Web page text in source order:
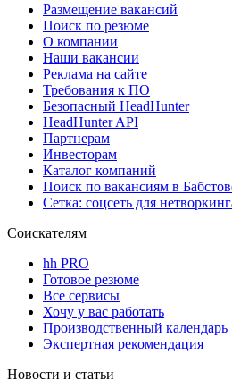
Размещение вакансий
Поиск по резюме
О компании
Наши вакансии
Реклама на сайте
Требования к ПО
Безопасный HeadHunter
HeadHunter API
Партнерам
Инвесторам
Каталог компаний
Поиск по вакансиям в
Сетка: соцсеть для
Соискателям
hh PRO
Готовое резюме
Все сервисы
Хочу у вас работать
Производственный календарь
Экспертная рекомендация
Новости и статьи